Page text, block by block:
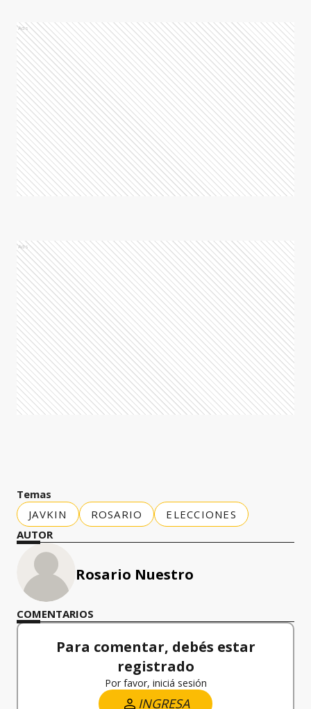
Ads
Ads
Temas
JAVKIN
ROSARIO
ELECCIONES
AUTOR
Rosario Nuestro
COMENTARIOS
Para comentar, debés estar
registrado
Por favor, iniciá sesión
INGRESA